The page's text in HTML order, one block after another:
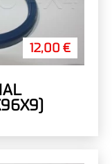
12,00 €